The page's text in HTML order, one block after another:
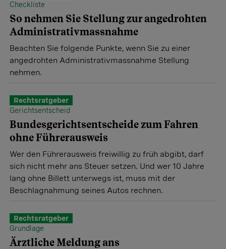
Checkliste
So nehmen Sie Stellung zur angedrohten
Administrativmassnahme
Beachten Sie folgende Punkte, wenn Sie zu einer
angedrohten Administrativmassnahme Stellung
nehmen.
Rechtsratgeber
Gerichtsentscheid
Bundesgerichtsentscheide zum Fahren
ohne Führerausweis
Wer den Führerausweis freiwillig zu früh abgibt, darf
sich nicht mehr ans Steuer setzen. Und wer 10 Jahre
lang ohne Billett unterwegs ist, muss mit der
Beschlagnahmung seines Autos rechnen.
Rechtsratgeber
Grundlage
Ärztliche Meldung ans